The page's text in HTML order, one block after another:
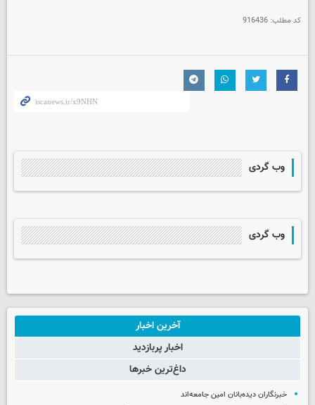
کد مطلب: 916436
وب گردی
وب گردی
آخرین اخبار
اخبار پربازدید
داغ‌ترین خبرها
خبرنگاران دیده‌بانان امین جامعه‌اند